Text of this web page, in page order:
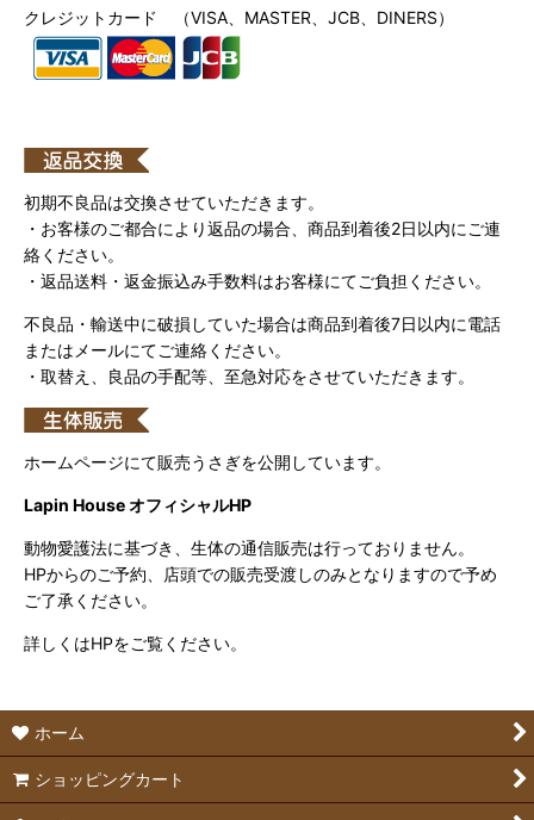
クレジットカード （VISA、MASTER、JCB、DINERS）
初期不良品は交換させていただきます。
・お客様のご都合により返品の場合、商品到着後2日以内にご連
絡ください。
・返品送料・返金振込み手数料はお客様にてご負担ください。
不良品・輸送中に破損していた場合は商品到着後7日以内に電話
またはメールにてご連絡ください。
・取替え、良品の手配等、至急対応をさせていただきます。
ホームページにて販売うさぎを公開しています。
Lapin House オフィシャルHP
動物愛護法に基づき、生体の通信販売は行っておりません。
HPからのご予約、店頭での販売受渡しのみとなりますので予め
ご了承ください。
詳しくはHPをご覧ください。
ホーム
ショッピングカート